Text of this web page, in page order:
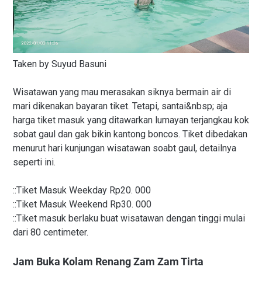
Taken by Suyud Basuni
Wisatawan yang mau merasakan siknya bermain air di
mari dikenakan bayaran tiket. Tetapi, santai&nbsp; aja
harga tiket masuk yang ditawarkan lumayan terjangkau kok
sobat gaul dan gak bikin kantong boncos. Tiket dibedakan
menurut hari kunjungan wisatawan soabt gaul, detailnya
seperti ini.
::Tiket Masuk Weekday Rp20. 000
::Tiket Masuk Weekend Rp30. 000
::Tiket masuk berlaku buat wisatawan dengan tinggi mulai
dari 80 centimeter.
Jam Buka Kolam Renang Zam Zam Tirta